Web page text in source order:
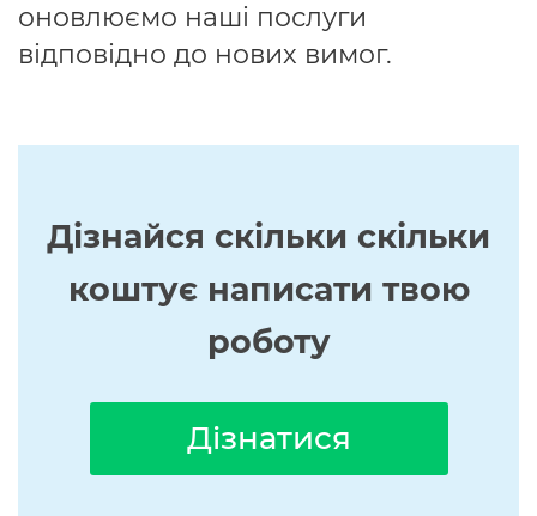
оновлюємо наші послуги
відповідно до нових вимог.
Дізнайся скільки скільки
коштує написати твою
роботу
Дізнатися